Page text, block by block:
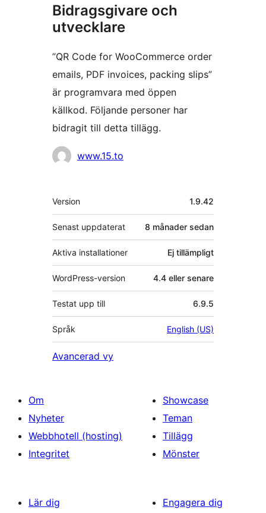
Bidragsgivare och
utvecklare
”QR Code for WooCommerce order
emails, PDF invoices, packing slips”
är programvara med öppen
källkod. Följande personer har
bidragit till detta tillägg.
Bidragande
www.15.to
Meta
Version 1.9.42
Senast uppdaterat 8 månader sedan
Aktiva installationer Ej tillämpligt
WordPress-version 4.4 eller senare
Testat upp till 6.9.5
Språk English (US)
Avancerad vy
Om
Nyheter
Webbhotell (hosting)
Integritet
Showcase
Teman
Tillägg
Mönster
Lär dig
Engagera dig